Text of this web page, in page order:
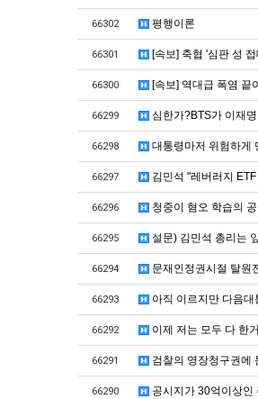
66302 평행이론
66301 [속보] 축협 '심판 성
66300 [속보] 역대급 폭염 끝
66299 심한가?BTS가 이재
66298 대통령마저 위험하게
66297 김민석 "레버러지
66296 청중이 혐오 학습의
66295 설문) 김민석 총리는
66294 문재인정권시절 탈원
66293 아직 이르지만 다음
66292 이제 저는 모두 다 한
66291 검찰의 영장청구권에
66290 공시지가 30억이상인